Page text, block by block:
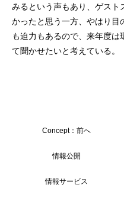
みるという声もあり、ゲスト
かったと思う一方、やはり目
も迫力もあるので、来年度は
て聞かせたいと考えている。
Concept：前へ
情報公開
情報サービス